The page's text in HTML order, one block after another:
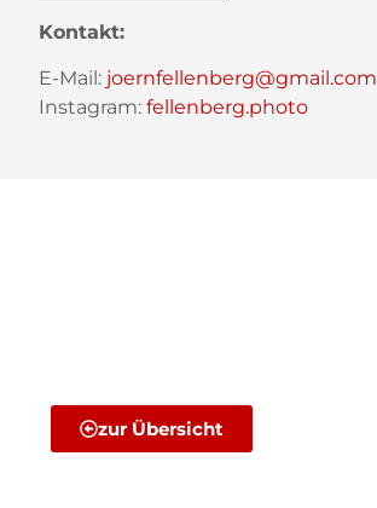
Kontakt:
E-Mail: joernfellenberg@gmail.com
Instagram: fellenberg.photo
zur Übersicht